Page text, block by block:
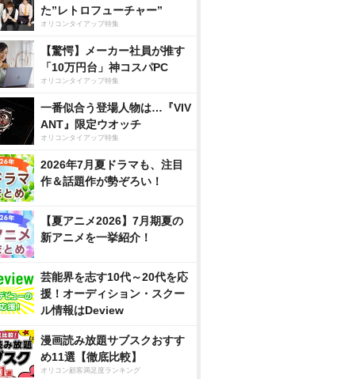
た”レトロフューチャー”
オリコンタイアップ特集
【驚愕】メーカー社員が推す
「10万円台」神コスパPC
オリコンタイアップ特集
一番似合う登場人物は…『VIV
ANT』限定ウオッチ
オリコンタイアップ特集
2026年7月夏ドラマも、注目
作＆話題作が勢ぞろい！
【夏アニメ2026】7月期夏の
新アニメを一挙紹介！
芸能界を志す10代～20代を応
援！オーディション・スクー
ル情報はDeview
漫画読み放題サブスクおすす
め11選【徹底比較】
オリコン顧客満足度ランキング